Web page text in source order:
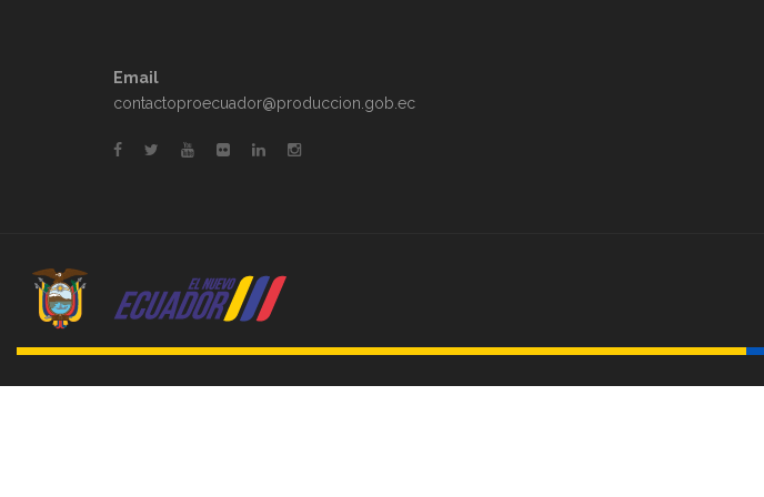
Email
contactoproecuador@produccion.gob.ec